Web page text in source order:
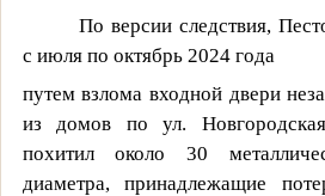
По версии следствия,
с июля по октябрь 2024 года
путем взлома входной двери
из домов по ул.
похитил около 30
диаметра, принадлежащие